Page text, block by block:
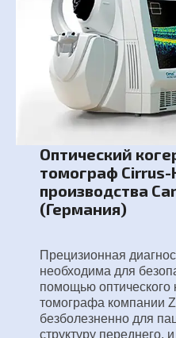
Оптический
томограф Cirrus-
производства
(Германия)
Прецизионная
необходима для
помощью оптического
томографа компании
безболезненно для
структуру переднего,